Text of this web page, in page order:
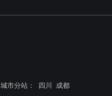
城市分站 ： 四川 成都